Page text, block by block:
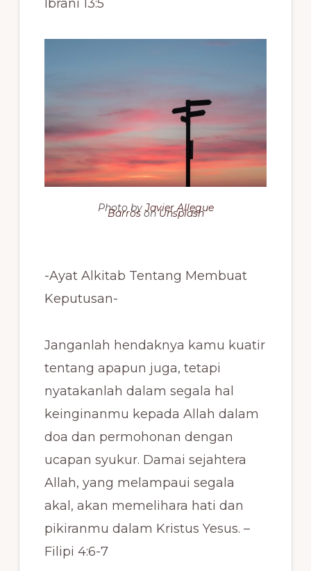
Ibrani 13:5
Photo byJavier Allegue
BarrosonUnsplash
-Ayat Alkitab Tentang Membuat
Keputusan-
Janganlah hendaknya kamu kuatir
tentang apapun juga, tetapi
nyatakanlah dalam segala hal
keinginanmu kepada Allah dalam
doa dan permohonan dengan
ucapan syukur. Damai sejahtera
Allah, yang melampaui segala
akal, akan memelihara hati dan
pikiranmu dalam Kristus Yesus. –
Filipi 4:6-7